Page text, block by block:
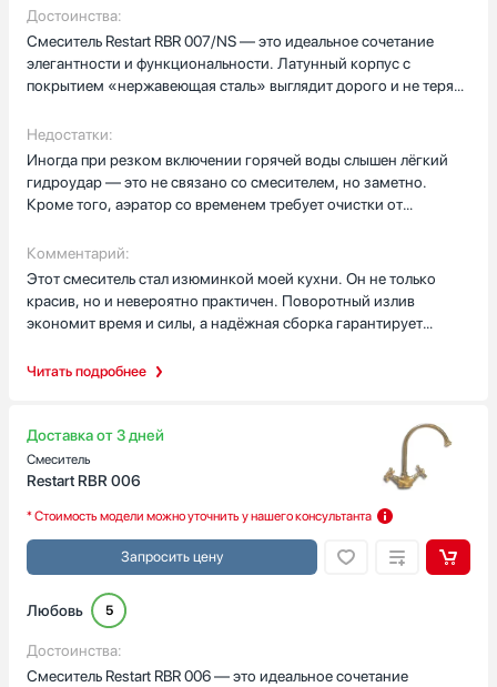
Читать подробнее
Достоинства:
Смеситель Restart RBR 007/NS — это идеальное сочетание
элегантности и функциональности. Латунный корпус с
покрытием «нержавеющая сталь» выглядит дорого и не теряет
радует поворотный излив — можно легко направить струю в
любую точку мойки, что невероятно удобно при мытье
крупной посуды или наполнении кастрюль. Аэратор создаёт
мягкий, но мощный поток без разбрызгивания. Управление
одним рычагом плавное и точное: легко регулировать
картридж обеспечивает долговечность и предотвращает
протечки.
Недостатки:
Иногда при резком включении горячей воды слышен лёгкий
гидроудар — это не связано со смесителем, но заметно.
Кроме того, аэратор со временем требует очистки от
Комментарий:
Этот смеситель стал изюминкой моей кухни. Он не только
красив, но и невероятно практичен. Поворотный излив
экономит время и силы, а надёжная сборка гарантирует
гармонично вписался в интерьер. Если вы ищете
выбор.
Доставка от 3 дней
Смеситель
Restart RBR 006
* Стоимость модели можно уточнить у нашего консультанта
Запросить цену
Любовь 5
Достоинства:
Смеситель Restart RBR 006 — это идеальное сочетание